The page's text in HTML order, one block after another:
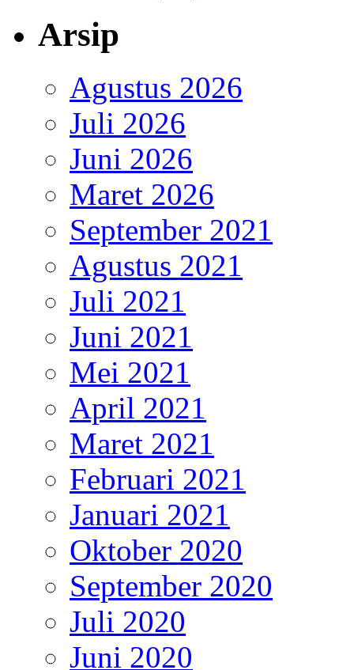
Arsip
Agustus 2026
Juli 2026
Juni 2026
Maret 2026
September 2021
Agustus 2021
Juli 2021
Juni 2021
Mei 2021
April 2021
Maret 2021
Februari 2021
Januari 2021
Oktober 2020
September 2020
Juli 2020
Juni 2020